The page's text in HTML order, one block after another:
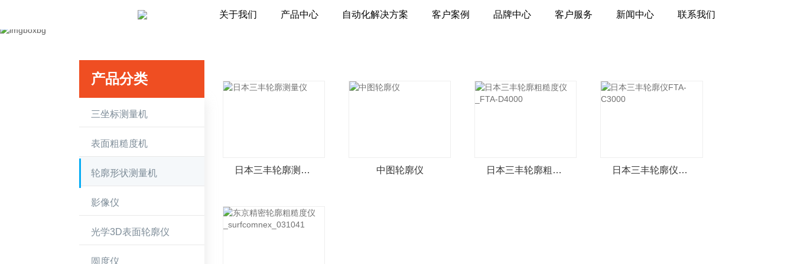
关于我们 产品中心 自动化解决方案 客户案例 品牌中心 客户服务 新闻中心 联系我们
产品分类
三坐标测量机
表面粗糙度机
轮廓形状测量机
影像仪
光学3D表面轮廓仪
圆度仪
日本三丰轮廓测量仪 中图轮廓仪 日本三丰轮廓粗糙度仪_FTA-D4000 日本三丰轮廓仪FTA-C3000